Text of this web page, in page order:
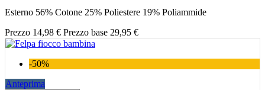
Esterno 56% Cotone 25% Poliestere 19% Poliammide
Prezzo 14,98 € Prezzo base 29,95 €
-50%
Anteprima